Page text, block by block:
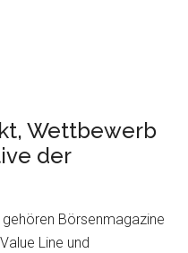
Wettbewerb
der
Börsenmagazine
Line und